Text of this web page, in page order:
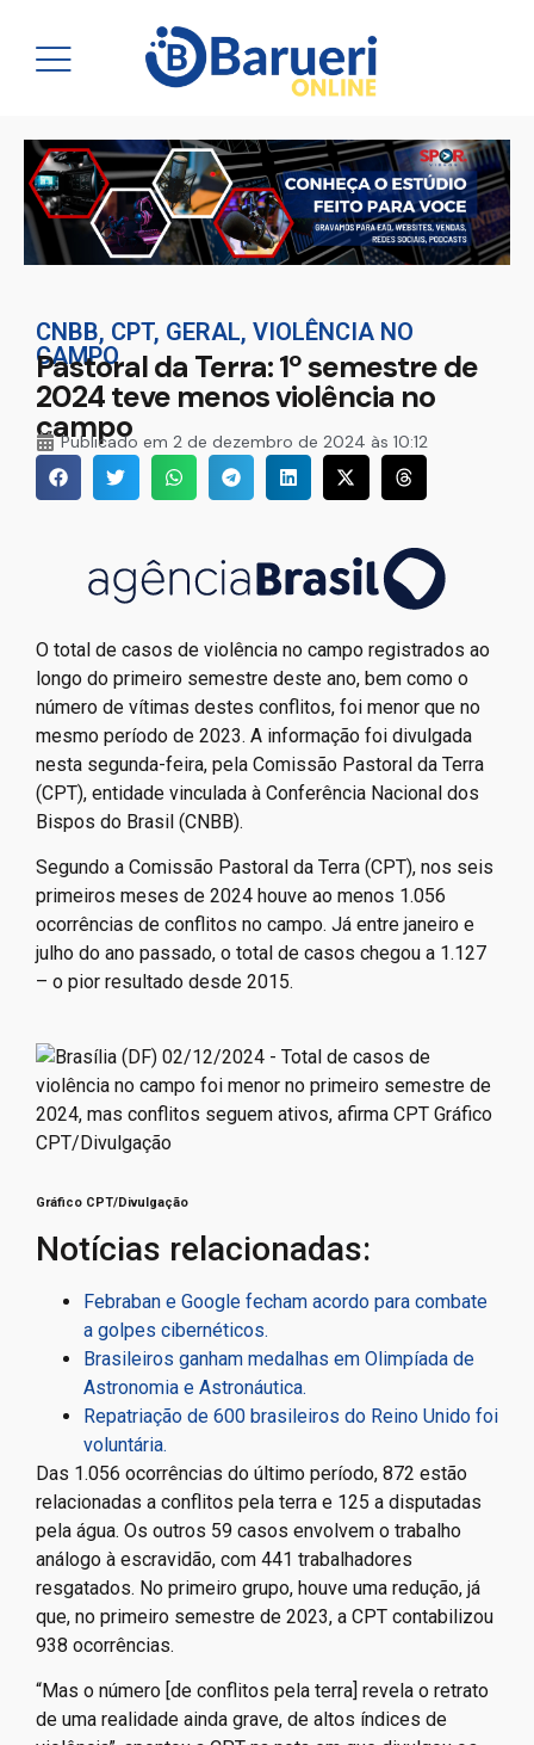
CNBB, CPT, GERAL, VIOLÊNCIA NO
CAMPO
Pastoral da Terra: 1º semestre de
2024 teve menos violência no
campo
Publicado em 2 de dezembro de 2024 às 10:12
O total de casos de violência no campo registrados ao
longo do primeiro semestre deste ano, bem como o
número de vítimas destes conflitos, foi menor que no
mesmo período de 2023. A informação foi divulgada
nesta segunda-feira, pela Comissão Pastoral da Terra
(CPT), entidade vinculada à Conferência Nacional dos
Bispos do Brasil (CNBB).
Segundo a Comissão Pastoral da Terra (CPT), nos seis
primeiros meses de 2024 houve ao menos 1.056
ocorrências de conflitos no campo. Já entre janeiro e
julho do ano passado, o total de casos chegou a 1.127
– o pior resultado desde 2015.
Gráfico CPT/Divulgação
Notícias relacionadas:
Febraban e Google fecham acordo para combate
a golpes cibernéticos.
Brasileiros ganham medalhas em Olimpíada de
Astronomia e Astronáutica.
Repatriação de 600 brasileiros do Reino Unido foi
voluntária.
Das 1.056 ocorrências do último período, 872 estão
relacionadas a conflitos pela terra e 125 a disputadas
pela água. Os outros 59 casos envolvem o trabalho
análogo à escravidão, com 441 trabalhadores
resgatados. No primeiro grupo, houve uma redução, já
que, no primeiro semestre de 2023, a CPT contabilizou
938 ocorrências.
“Mas o número [de conflitos pela terra] revela o retrato
de uma realidade ainda grave, de altos índices de